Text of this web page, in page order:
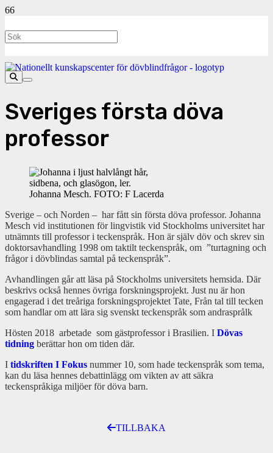
Sveriges första döva
professor
Johanna Mesch. FOTO: F Lacerda
Sverige – och Norden – har fått sin första döva professor. Johanna
Mesch vid institutionen för lingvistik vid Stockholms universitet har
utnämnts till professor i teckenspråk. Hon är själv döv och skrev sin
doktorsavhandling 1998 om taktilt teckenspråk, om ”turtagning och
frågor i dövblindas samtal på teckenspråk”.
Avhandlingen går att läsa på Stockholms universitets hemsida. Där
beskrivs också hennes övriga forskningsprojekt. Just nu är hon
engagerad i det treåriga forskningsprojektet Tate, Från tal till tecken
som handlar om att lära sig svenskt teckenspråk som andrasprålk
Hösten 2018 arbetade som gästprofessor i Brasilien. I Dövas
tidning berättar hon om tiden där.
I tidskriften I Fokus nummer 10, som hade teckenspråk som tema,
kan du läsa hennes debattinlägg om vikten av att säkra
teckenspråkiga miljöer för döva barn.
TILLBAKA